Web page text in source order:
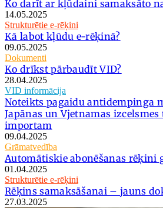
Ko darīt ar kļūdaini samaksāto
14.05.2025
Strukturētie e-rēķini
Kā labot kļūdu e-rēķinā?
09.05.2025
Dokumenti
Ko drīkst pārbaudīt VID?
28.04.2025
VID informācija
Noteikts pagaidu antidempinga
Japānas un Vjetnamas
importam
09.04.2025
Grāmatvedība
Automātiskie abonēšanas rēķini
01.04.2025
Strukturētie e-rēķini
Rēķins samaksāšanai – jauns
27.03.2025